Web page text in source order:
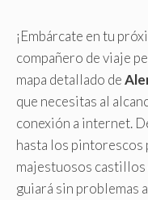
¡Embárcate en tu
compañero de viaje
mapa detallado de
que necesitas al
conexión a internet.
hasta los pintorescos
majestuosos castillos
guiará sin problemas